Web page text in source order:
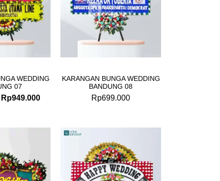
WEDDING
07
Rp949.000
KARANGAN BUNGA WEDDING
BANDUNG 08
Rp699.000